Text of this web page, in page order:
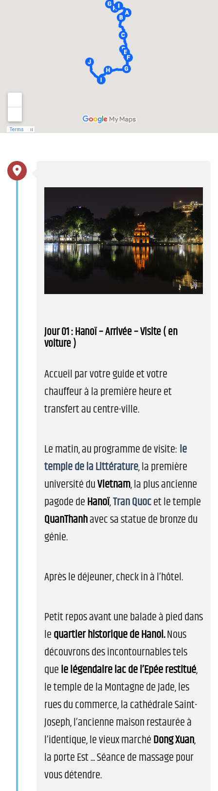
Jour 01 : Hanoï – Arrivée – Visite ( en
voiture )
Accueil par votre guide et votre
chauffeur à la première heure et
transfert au centre-ville.
Le matin, au programme de visite: le
temple de la Littérature, la première
université duVietnam, la plus ancienne
pagode deHanoï,Tran Quocet le temple
QuanThanhavec sa statue de bronze du
génie.
Après le déjeuner, check in à l’hôtel.
Petit repos avant une balade à pied dans
lequartier historique de Hanoi.Nous
découvrons des incontournables tels
quele légendaire lac de l’Epée restitué,
le temple de la Montagne de Jade, les
rues du commerce, la cathédrale Saint-
Joseph, l’ancienne maison restaurée à
l’identique, le vieux marchéDong Xuan,
la porte Est ... Séance de massage pour
vous détendre.